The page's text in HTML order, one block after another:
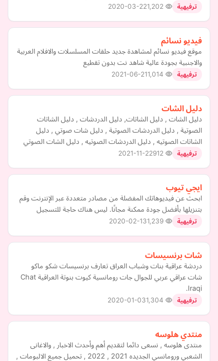
ترفيهية 2020-03-22
فيديو نسائم
موقع فيديو نسائم لمشاهدة جديد حلقات المسلسلات والافلام العربية
والاجنبية بجودة عالية شاهد نت بدون تقطيع
ترفيهية 2021-06-21
دليل الشات
دليل الشات , دليل الشاتات, دليل الدردشات , دليل الشاتات
الصوتية , دليل الدردشات الصوتية , دليل شات صوتي , دليل
الشاتات الصوتيه , دليل الدردشات الصوتيه , دليل الشات الصوتي
ترفيهية 2021-11-22
ايجي تيوب
ابحث عن فيديوهاتك المفضلة من مصادر متعددة عبر الإنترنت وقم
بتنزيلها بأفضل جودة ممكنة مجانًا. ليس هناك حاجة للتسجيل
ترفيهية 2020-02-13
شات برنسيسات
دردشة عراقية بنات وشباب العراق تعارف برنسيسات شكو ماكو
شات عراقي عربي للجوال جات رومانسية كيوت بنوتة العراقية Chat
Iraqi.
ترفيهية 2020-01-03
منتدي هلوسه
منتدى هلوسه , نسعى دائما لتقديم أهم وأحدث الاخبار , والاغانى
الشعبي ورومانسي الجديده 2021 , 2022 , تحميل جميع الالبومات ,